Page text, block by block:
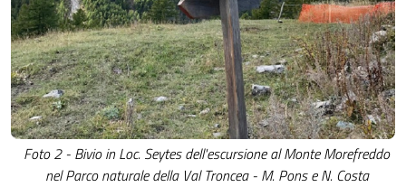
Foto 2 - Bivio in Loc. Seytes dell'escursione al Monte Morefreddo
nel Parco naturale della Val Troncea - M. Pons e N. Costa